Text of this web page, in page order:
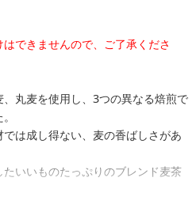
できませんので、ご了承くださ
丸麦を使用し、3つの異なる焙煎で
は成し得ない、麦の香ばしさがあ
いいものたっぷりのブレンド麦茶